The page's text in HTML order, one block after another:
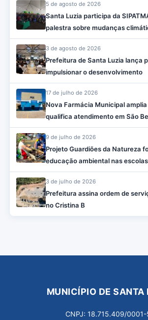
5 de agosto de 2026
Santa Luzia participa da
palestra sobre mudanças
3 de agosto de 2026
Prefeitura de Santa Luzia lança
impulsionar o desenvolvimento
17 de julho de 2026
Nova Farmácia Municipal
qualifica atendimento em São
9 de julho de 2026
Projeto Guardiões da Natureza
educação ambiental nas
3 de julho de 2026
Prefeitura assina ordem de
no Cristina B
MUNICÍPIO DE SANTA
CNPJ: 18.715.409/